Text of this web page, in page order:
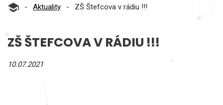
- Aktuality - ZŠ Štefcova v rádiu !!!
ZŠ ŠTEFCOVA V RÁDIU !!!
10.07.2021